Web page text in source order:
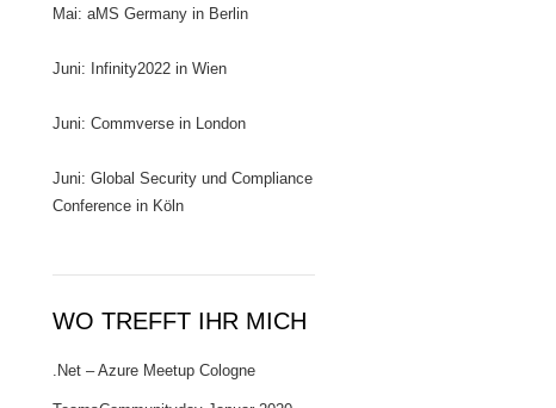
Mai: aMS Germany in Berlin
Juni: Infinity2022 in Wien
Juni: Commverse in London
Juni: Global Security und Compliance
Conference in Köln
WO TREFFT IHR MICH
.Net – Azure Meetup Cologne